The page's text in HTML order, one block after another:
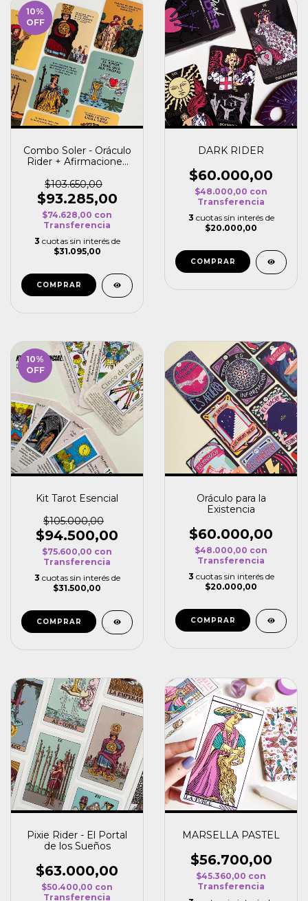
10%
OFF
Combo Soler - Oráculo
Rider + Afirmaciones
$103.650,00
$93.285,00
$74.628,00 con
Transferencia
3 cuotas sin interés de
$31.095,00
DARK RIDER
$60.000,00
$48.000,00 con
Transferencia
3 cuotas sin interés de
$20.000,00
10%
OFF
Kit Tarot Esencial
$105.000,00
$94.500,00
$75.600,00 con
Transferencia
3 cuotas sin interés de
$31.500,00
Oráculo para la
Existencia
$60.000,00
$48.000,00 con
Transferencia
3 cuotas sin interés de
$20.000,00
Pixie Rider - El Portal
de los Sueños
$63.000,00
$50.400,00 con
Transferencia
MARSELLA PASTEL
$56.700,00
$45.360,00 con
Transferencia